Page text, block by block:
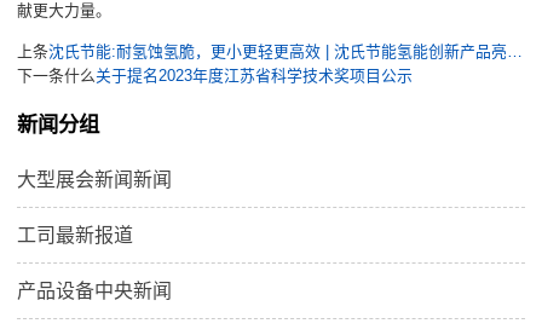
献更大力量。
上条
下一条什么关于提名2023年度江苏省科学技术奖项目公示
新闻分组
大型展会新闻新闻
工司最新报道
产品设备中央新闻